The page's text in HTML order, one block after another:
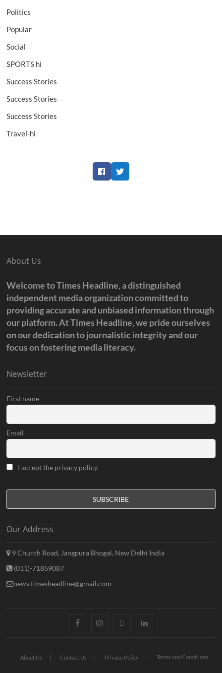
Politics
Popular
Social
SPORTS hi
Success Stories
Success Stories
Success Stories
Travel-hi
FacebookTwitter
About Us
Welcome to Times Headline, a distinguished
independent media organization committed to
providing accurate and unbiased information through
our platform. At Times Headline, we pride ourselves
on our dedication to journalistic integrity and our
focus on fostering media literacy.
Newsletter
First name
Email
I accept the privacy policy
Our Address
9 Church Road, Jangpura Bhogal, New Delhi India
(011)-71859087
news.timesheadline@gmail.com
facebook instagramtwitter linkedin
About Us Contact Us Privacy Policy Terms and Conditions